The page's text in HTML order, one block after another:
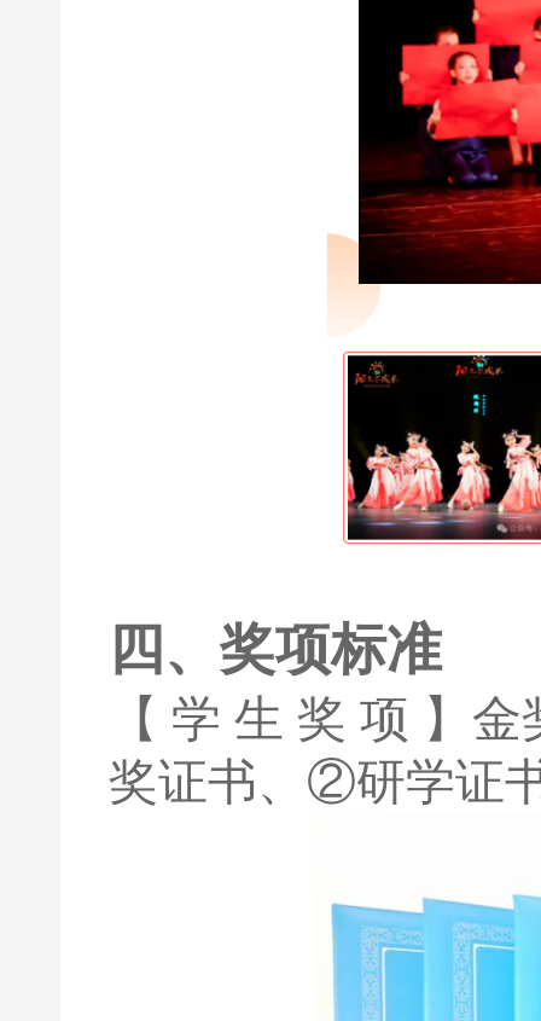
四、奖项标准
【 学 生 奖 项 】
奖证书、②研学证